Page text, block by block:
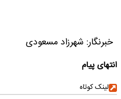
خبرنگار: شهرزاد مسعودی
انتهای پیام
لینک کوتاه